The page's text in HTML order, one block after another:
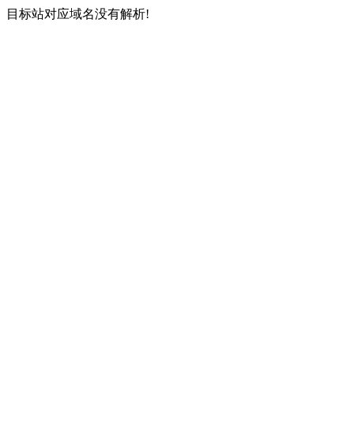
目标站对应域名没有解析!